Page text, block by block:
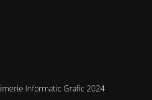
Informatic Grafic 2024